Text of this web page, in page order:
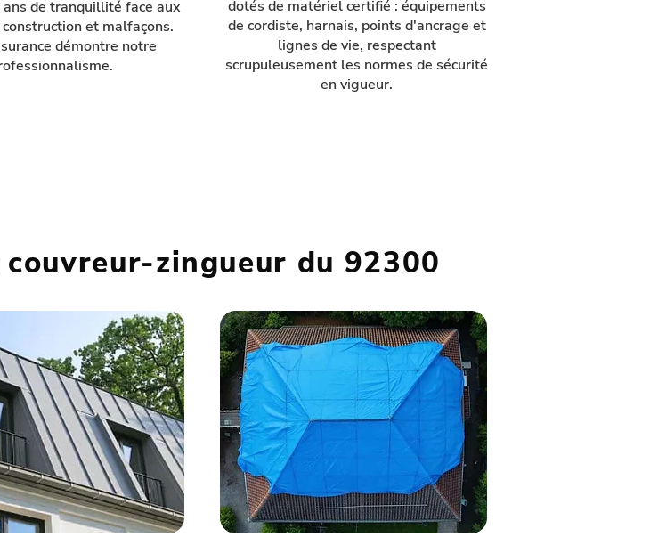
de tranquillité face aux
et malfaçons.
démontre notre
dotés de matériel certifié : équipements
de cordiste, harnais, points d'ancrage et
lignes de vie, respectant
scrupuleusement les normes de sécurité
en vigueur.
zingueur du 92300